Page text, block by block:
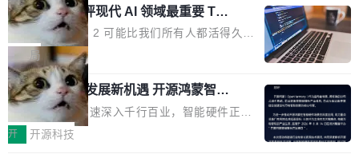
功率段机身尺寸十分紧凑的1600W电源产品。小
巧机身有效提升市面主流标准A...
业化营销服务的需求从未如此迫切。 但市场扩容
的同时,服务商的竞争逻辑正在改变。2026年Top
Agency年度合辑的观察指出,“产品”这个离消费
者最近的载体,在整个品牌营销层面的权重显著变
高了。全域营销服务商的竞争正在从规模转向深
度,案例厚度、全域覆盖、多线协同...
n 这条推文引发了广泛讨论。他不是在说风凉
话，他是说出了一个圈内人尽皆知但很少公开捅
破的事实。 Jordan 随后补充了一句软化声明：
「我不认为这些会议上大部分论文都在过度宣传
或造假。问题是，作为读者，如果你筛选出那些
看起来最令人兴奋的论文，那它们大部分都是过
度宣传的。」 这才是真正的痛点。不是所有论文
都有问题，是最吸引眼球的那批论文最有问题。
xAI 前工程师评现代 AI 领域最重要 Top
3 开源项目
Flash Attention 2 可能比我们所有人都活得久。
这句话不是来自某个技术博客，而是出自 Hieu
Pham 的一条推文。Hieu Pham 是谁？他是 xAI
的早期工程师之一，在 Grok 训练基础设施团队
工作过。近日他在 X 上发了一条帖子，列出了他
认为现代 AI 领域最重要的三个开源项目。 第一
局
共商智能硬件发展新机遇 开源鸿蒙智能
硬件开发者日杭州站即将举行
随着万物智联加速深入千行百业，智能硬件正从
单点设备迈向智能化、网联化、协同化发展。作
开 开源科技